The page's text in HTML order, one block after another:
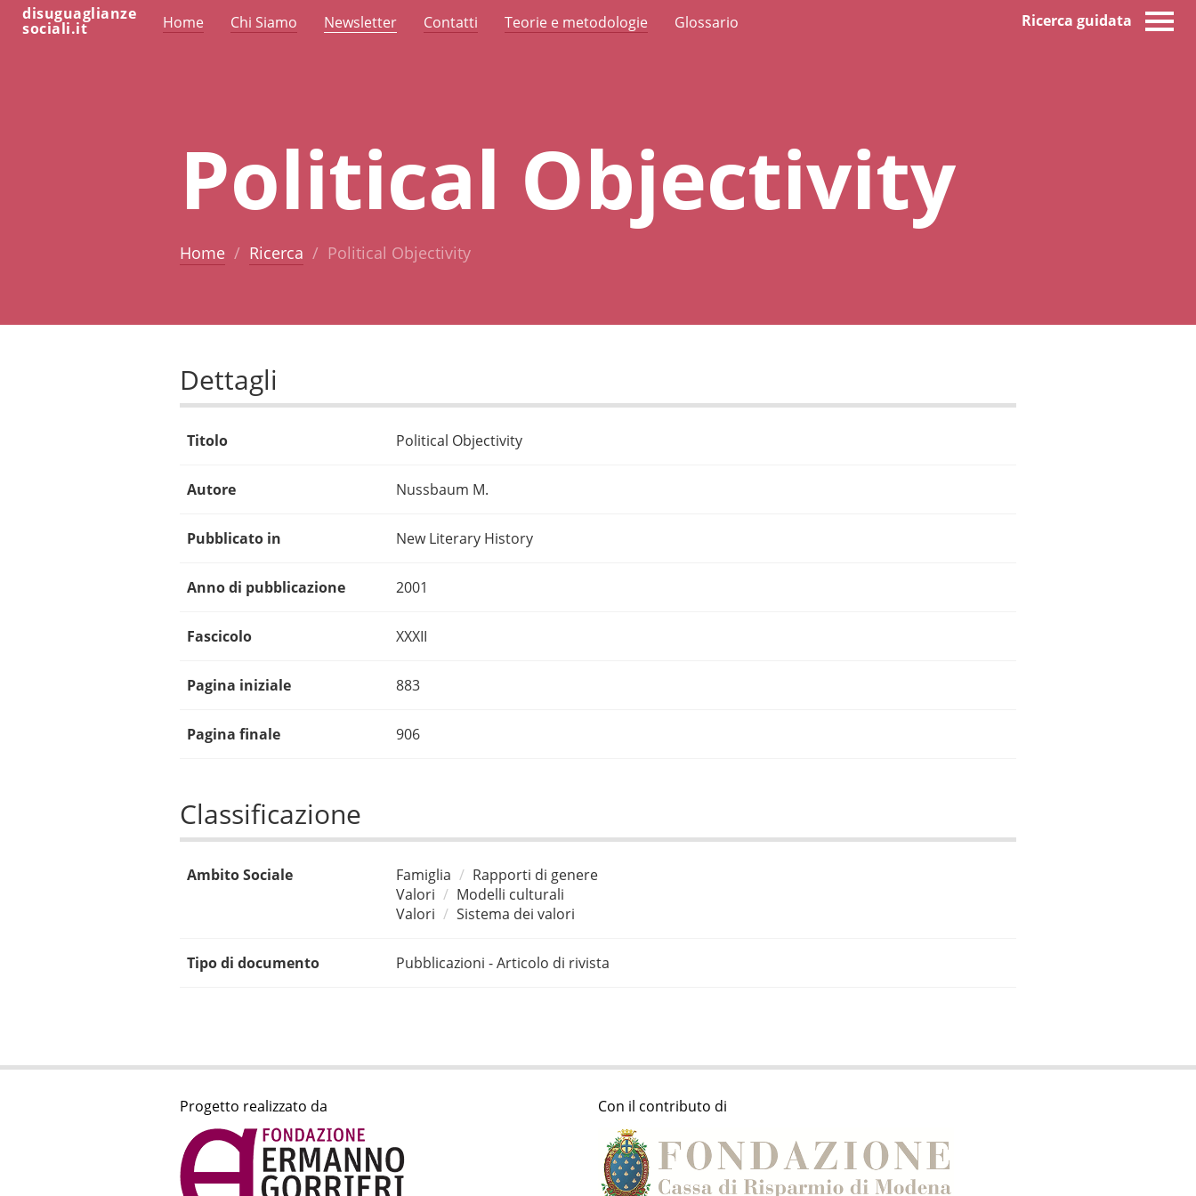
disuguaglianze
sociali.it Home Chi Siamo Newsletter Contatti Teorie e metodologie Glossario Ricerca guidata
Political Objectivity
Home Ricerca Political Objectivity
Dettagli
Titolo Political Objectivity
Autore Nussbaum M.
Pubblicato in New Literary History
Anno di pubblicazione 2001
Fascicolo XXXII
Pagina iniziale 883
Pagina finale 906
Classificazione
Ambito Sociale Famiglia
Rapporti di genere
Valori
Modelli culturali
Valori
Sistema dei valori
Tipo di documento Pubblicazioni - Articolo di rivista
Progetto realizzato da Con il contributo di